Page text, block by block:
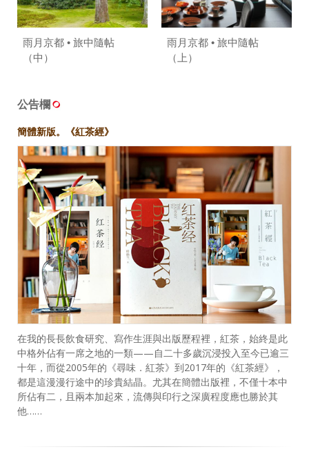
雨月京都 • 旅中隨帖
（中）
雨月京都 • 旅中隨帖
（上）
公告欄
簡體新版。《紅茶經》
在我的長長飲食研究、寫作生涯與出版歷程裡，紅茶，始終是此
中格外佔有一席之地的一類——自二十多歲沉浸投入至今已逾三
十年，而從2005年的《尋味．紅茶》到2017年的《紅茶經》，
都是這漫漫行途中的珍貴結晶。尤其在簡體出版裡，不僅十本中
所佔有二，且兩本加起來，流傳與印行之深廣程度應也勝於其
他……